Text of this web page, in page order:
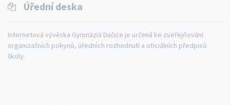
Úřední deska
Internetová vývěska Gymnázia Dačice je určená ke zveřejňování
organizačních pokynů, úředních rozhodnutí a oficiálních předpisů
školy.